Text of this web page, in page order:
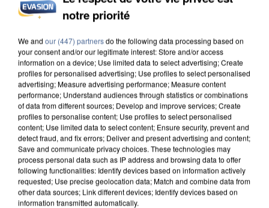
L’UN DES FONDATEURS SUPPOSÉS DE LA DZ
MAFIA INTERPELLÉ EN ALGÉRIE
notre priorité
We and our (447) partnersdo the following data processing based on
your consent and/or our legitimate interest: Store and/or access
information on a device; Use limited data to select advertising; Create
profiles for personalised advertising; Use profiles to select personalised
advertising; Measure advertising performance; Measure content
performance; Understand audiences through statistics or combinations
of data from different sources; Develop and improve services; Create
profiles to personalise content; Use profiles to select personalised
content; Use limited data to select content; Ensure security, prevent and
detect fraud, and fix errors; Deliver and present advertising and content;
Save and communicate privacy choices. These technologies may
process personal data such as IP address and browsing data to offer
following functionalities: Identify devices based on information actively
requested; Use precise geolocation data; Match and combine data from
other data sources; Link different devices; Identify devices based on
information transmitted automatically.